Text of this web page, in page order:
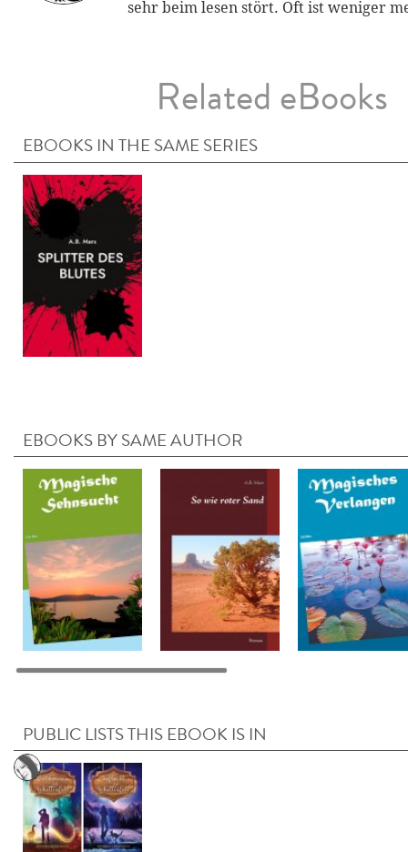
sehr beim lesen stört. Oft ist weniger
Related eBooks
EBOOKS IN THE SAME SERIES
EBOOKS BY SAME AUTHOR
PUBLIC LISTS THIS EBOOK IS IN